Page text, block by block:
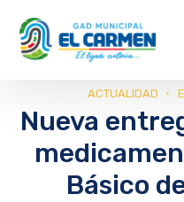
ACTUALIDAD
Nueva
Básico